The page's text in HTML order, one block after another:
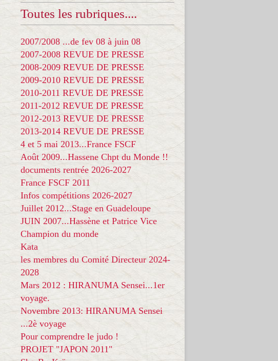
Toutes les rubriques....
2007/2008 ...de fev 08 à juin 08
2007-2008 REVUE DE PRESSE
2008-2009 REVUE DE PRESSE
2009-2010 REVUE DE PRESSE
2010-2011 REVUE DE PRESSE
2011-2012 REVUE DE PRESSE
2012-2013 REVUE DE PRESSE
2013-2014 REVUE DE PRESSE
4 et 5 mai 2013...France FSCF
Août 2009...Hassene Chpt du Monde !!
documents rentrée 2026-2027
France FSCF 2011
Infos compétitions 2026-2027
Juillet 2012...Stage en Guadeloupe
JUIN 2007...Hassène et Patrice Vice
Champion du monde
Kata
les membres du Comité Directeur 2024-
2028
Mars 2012 : HIRANUMA Sensei...1er
voyage.
Novembre 2013: HIRANUMA Sensei
...2è voyage
Pour comprendre le judo !
PROJET "JAPON 2011"